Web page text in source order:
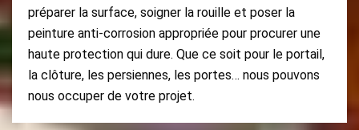
préparer la surface, soigner la rouille et poser la
peinture anti-corrosion appropriée pour procurer une
haute protection qui dure. Que ce soit pour le portail,
la clôture, les persiennes, les portes… nous pouvons
nous occuper de votre projet.